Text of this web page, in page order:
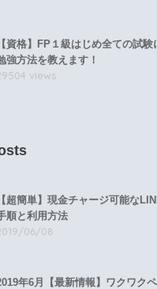
【資格】FP１級はじめ全ての試
強方法を教えます！
views
【超簡単】現金チャージ可能な
順と利用方法
06/08
年6月【最新情報】ワクワク